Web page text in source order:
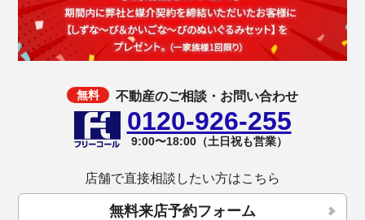
不動産のご相談・お問い合わせ
0120-926-255
9:00〜18:00（土日祝も営業）
店舗で直接相談したい方はこちら
無料来店予約フォーム